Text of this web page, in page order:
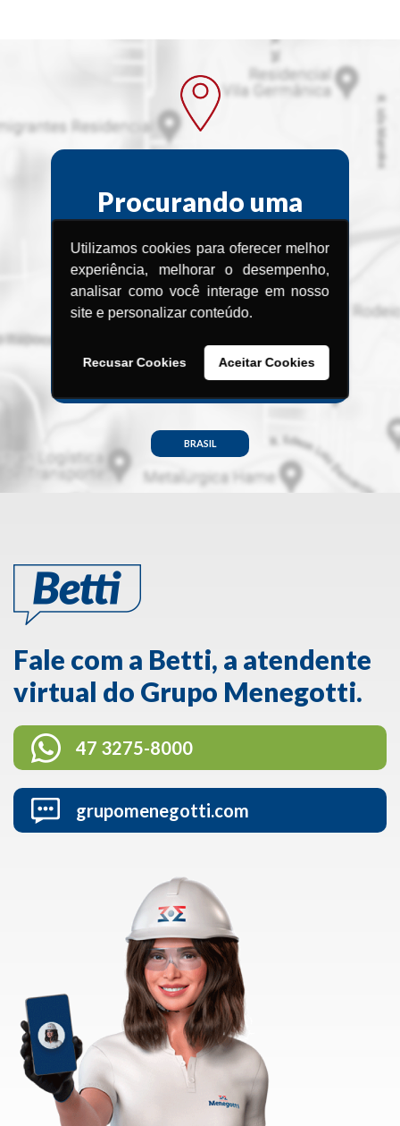
Utilizamos cookies para oferecer melhor
experiência, melhorar o desempenho,
analisar como você interage em nosso
site e personalizar conteúdo.
Recusar Cookies Aceitar Cookies
Procurando uma
Técnica?
Encontre a Assistência Técnica
mais próxima de você.
BRASIL
Fale com a Betti, a atendente
virtual do Grupo Menegotti.
47 3275-8000
grupomenegotti.com